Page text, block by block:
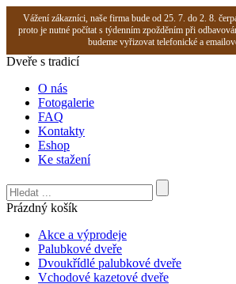
Vážení zákazníci, naše firma bude od 25. 7. do 2. 8.
proto je nutné počítat s týdenním zpožděním při
budeme vyřizovat telefonické a
Dveře s tradicí
O nás
Fotogalerie
FAQ
Kontakty
Eshop
Ke stažení
Prázdný košík
Akce a výprodeje
Palubkové dveře
Dvoukřídlé palubkové dveře
Vchodové kazetové dveře